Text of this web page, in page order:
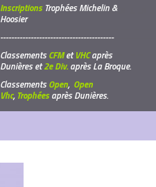
InscriptionsTrophées Michelin &
Hoosier
-----------------------------------------
ClassementsCFMetVHCaprès
Dunières et2e Div. après La Broque.
ClassementsOpen, Open
Vhc, Trophéesaprès Dunières.